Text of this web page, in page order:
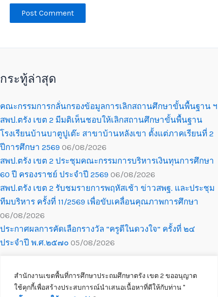
สำนักงานเขตพื้นที่การศึกษาประถมศึกษาตรัง เขต 2 ขออนุญาต
ใช้คุกกี้เพื่อสร้างประสบการณ์นำเสนอเนื้อหาที่ดีให้กับท่าน ''
กระทู้ล่าสุด
คณะกรรมการกลั่นกรองข้อมูลการเลิกสถานศึกษาขั้นพื้นฐาน ฯ
สพป.ตรัง เขต 2 มีมติเห็นชอบให้เลิกสถานศึกษาขั้นพื้นฐาน
โรงเรียนบ้านบาตูปูเต๊ะ สาขาบ้านหลังเขา ตั้งแต่ภาคเรียนที่ 2
ปีการศึกษา 2569 06/08/2026
สพป.ตรัง เขต 2 ประชุมคณะกรรมการบริหารเงินทุนการศึกษา
60 ปี ครองราชย์ ประจำปี 2569 06/08/2026
สพป.ตรัง เขต 2 รับชมรายการพฤหัสเช้า ข่าวสพฐ. และประชุม
ทีมบริหาร ครั้งที่ 11/2569 เพื่อขับเคลื่อนคุณภาพการศึกษา
06/08/2026
ประกาศผลการคัดเลือกรางวัล “ครูดีในดวงใจ” ครั้งที่ ๒๔
ประจำปี พ.ศ.๒๕๗๐ 05/08/2026